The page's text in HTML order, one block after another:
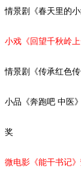
情景剧 《春天里的
小戏《回望千秋岭
情景剧《传承红色
小品《奔跑吧 中医
奖
微电影《能干书记